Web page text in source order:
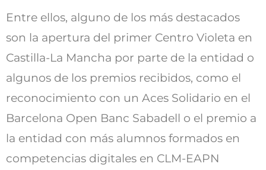
Entre ellos, alguno de los más destacados
son la apertura del primer Centro Violeta en
Castilla-La Mancha por parte de la entidad o
algunos de los premios recibidos, como el
reconocimiento con un Aces Solidario en el
Barcelona Open Banc Sabadell o el premio a
la entidad con más alumnos formados en
competencias digitales en CLM-EAPN